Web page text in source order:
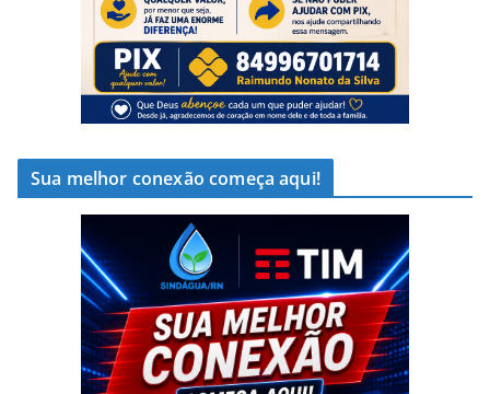
Sua melhor conexão começa aqui!